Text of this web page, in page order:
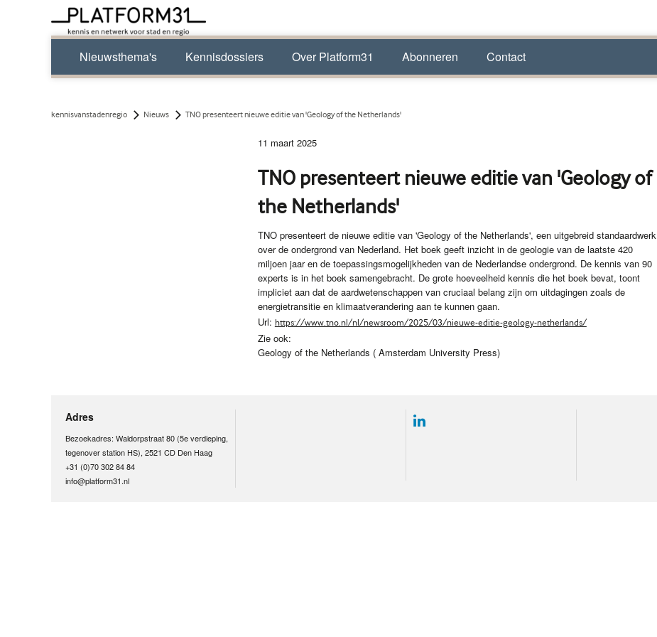
Nieuwsthema's Kennisdossiers Over Platform31 Abonneren Contact
kennisvanstadenregio Nieuws TNO presenteert nieuwe editie van 'Geology of the Netherlands'
11 maart 2025
TNO presenteert nieuwe editie van 'Geology of
the Netherlands'
TNO presenteert de nieuwe editie van 'Geology of the Netherlands', een uitgebreid standaardwerk
over de ondergrond van Nederland. Het boek geeft inzicht in de geologie van de laatste 420
miljoen jaar en de toepassingsmogelijkheden van de Nederlandse ondergrond. De kennis van 90
experts is in het boek samengebracht. De grote hoeveelheid kennis die het boek bevat, toont
impliciet aan dat de aardwetenschappen van cruciaal belang zijn om uitdagingen zoals de
energietransitie en klimaatverandering aan te kunnen gaan.
Url: https://www.tno.nl/nl/newsroom/2025/03/nieuwe-editie-geology-netherlands/
Zie ook:
Geology of the Netherlands ( Amsterdam University Press)
Adres
Bezoekadres: Waldorpstraat 80 (5e verdieping,
tegenover station HS), 2521 CD Den Haag
+31 (0)70 302 84 84
info@platform31.nl